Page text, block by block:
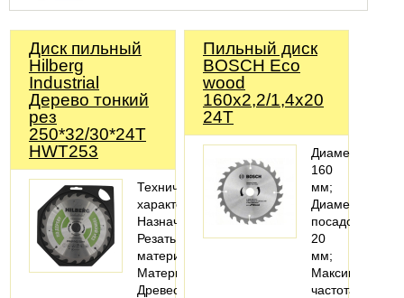
Диск пильный
Hilberg
Industrial
Дерево тонкий
рез
250*32/30*24Т
HWT253
Технические
характеристики
Назначение:
Резать
материал
Материалы:
Древесина;
Пильный диск
BOSCH Eco
wood
160x2,2/1,4х20
24Т
Диаметр:
160
мм;
Диаметр
посадочный:
20
мм;
Максимальная
частота